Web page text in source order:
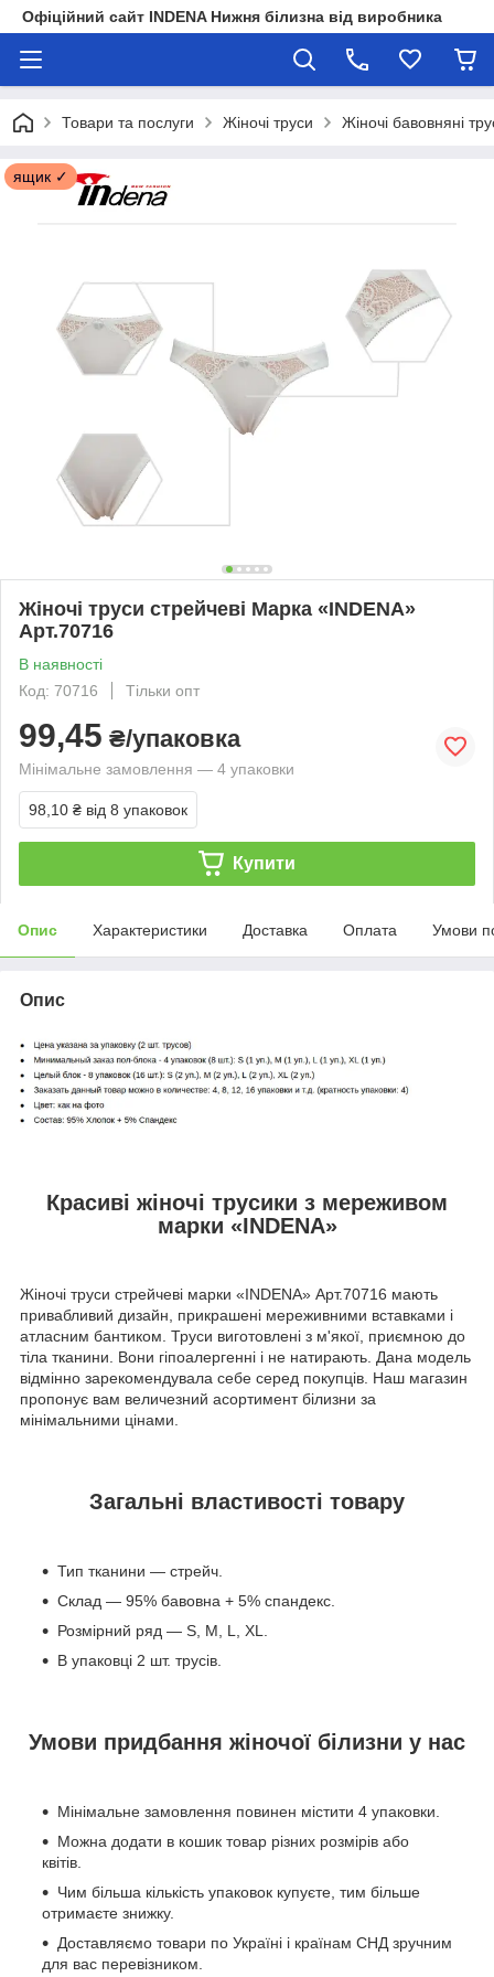
Офіційний сайт INDENA Нижня білизна від виробника
Товари та послуги Жіночі труси Жіночі бавовняні
ящик ✓
Жіночі труси стрейчеві Марка «INDENA»
Арт.70716
В наявності
Код: 70716
Тільки опт
99,45 ₴/упаковка
Мінімальне замовлення — 4 упаковки
98,10 ₴ від 8 упаковок
Купити
Опис Характеристики Доставка Оплата Умови
Опис
Красиві жіночі трусики з мереживом
марки «INDENA»
Жіночі труси стрейчеві марки «INDENA» Арт.70716 мають
привабливий дизайн, прикрашені мереживними вставками і
атласним бантиком. Труси виготовлені з м'якої, приємною до
тіла тканини. Вони гіпоалергенні і не натирають. Дана модель
відмінно зарекомендувала себе серед покупців. Наш магазин
пропонує вам величезний асортимент білизни за
мінімальними цінами.
Загальні властивості товару
Тип тканини — стрейч.
Склад — 95% бавовна + 5% спандекс.
Розмірний ряд — S, M, L, XL.
В упаковці 2 шт. трусів.
Умови придбання жіночої білизни у нас
Мінімальне замовлення повинен містити 4 упаковки.
Можна додати в кошик товар різних розмірів або
квітів.
Чим більша кількість упаковок купуєте, тим більше
отримаєте знижку.
Доставляємо товари по Україні і країнам СНД зручним
для вас перевізником.